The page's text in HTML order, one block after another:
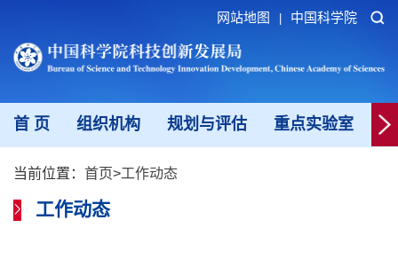
网站地图 中国科学院
首 页 组织机构 规划与评估 重点实验室
当前位置： 首页>工作动态
工作动态